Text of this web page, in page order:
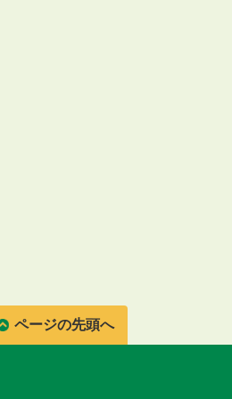
ページの先頭へ